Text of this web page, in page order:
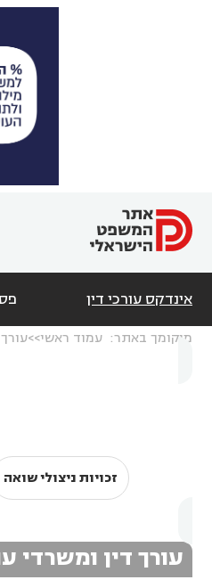
אינדקס עורכי דין
מיקומך באתר: עמוד ראשי
זכויות ניצולי שואה
עורך דין ומשרדי